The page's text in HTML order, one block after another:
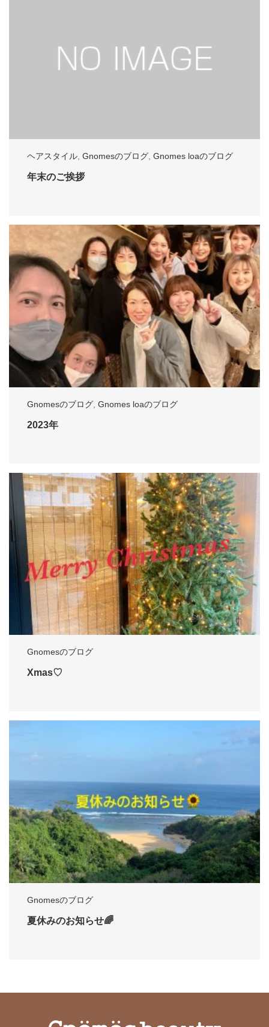
ヘアスタイル Gnomesのブログ Gnomes loaのブログ
年末のご挨拶
Gnomesのブログ Gnomes loaのブログ
2023年
Gnomesのブログ
Xmas♡
Gnomesのブログ
夏休みのお知らせ🌈